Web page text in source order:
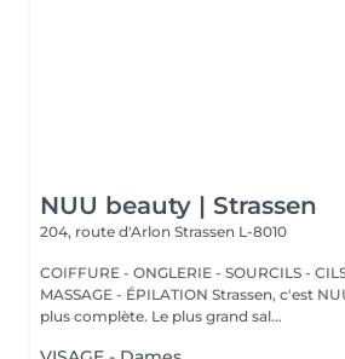
NUU beauty | Strassen
204, route d'Arlon Strassen L-8010
COIFFURE - ONGLERIE - SOURCILS -
MASSAGE - ÉPILATION Strassen, c'est NUU dans sa version la
plus complète. Le plus grand sal...